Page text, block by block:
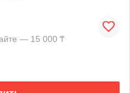
— 15 000 ₸